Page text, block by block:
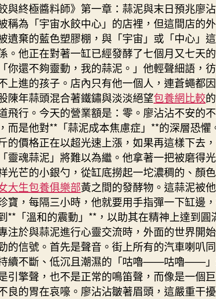
與終極醬料師》第一章：蒜泥與末日預兆廖
稱為「宇宙水餃中心」的店裡，但這間店的
遺棄的藍色塑膠棚，與「宇宙」或「中心」
。他正在對著一缸已經發酵了七個月又七天
你還不夠靈動，我的蒜泥。」他輕聲細語，
上進的孩子。店內只有他一個人，連蒼蠅都
陳年蒜頭混合著鐵鏽與淡淡絕望包養網比較
飛行。今天的營業額是：零。廖沾沾不安的
而是他對**「蒜泥成本焦慮症」**的深層恐懼
的價格正在以超光速上漲，如果再這樣下去
靈魂蒜泥」將難以為繼。他拿著一把被磨得光
光芒的小銀勺，從缸底撈起一坨濃稠的、顏
大生包養俱樂部黃之間的發酵物。這蒜泥被
寶，每隔三小時，他就要用手指彈一下缸邊
**「溫和的震動」**，以助其在精神上達到圓
注於與蒜泥進行心靈交流時，外面的世界開
的信號。首先是聲音。街上所有的汽車喇叭
續不斷、低沉且潮濕的「咕嚕——咕嚕——」
引擎聲，也不是正常的鳴笛聲，而像是一個
良的胃在哀嚎。廖沾沾皺著眉頭，這嚴重干